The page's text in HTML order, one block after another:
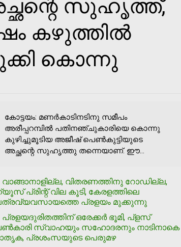
സുഹൃത്ത്,
കഴുത്തില്‍
കൊന്നു
കോട്ടയം: മണര്‍കാടിനടിനു സമീപം
അരീപ്പറമ്പില്‍ പതിനഞ്ചുകാരിയെ കൊന്നു
കുഴിച്ചുമൂടിയ അജീഷ് പെണ്‍കുട്ടിയുടെ
അച്ഛന്റെ സുഹൃത്തു തന്നെയാണ്. ഈ...
വാങ്ങാനാളില്ല, വിതരണത്തിനു റോഡില്ല,
പ്രിന്റ് വില കൂടി, കേരളത്തിലെ
പ്രളയം മുക്കുന്നു
പ്രളയദുരിതത്തിന് ഒരേക്കര്‍ ഭൂമി, പ്‌ളസ്
സ്വാഹയും സഹോദരനും നാടിനാകെ
പ്രശംസയുടെ പെരുമഴ